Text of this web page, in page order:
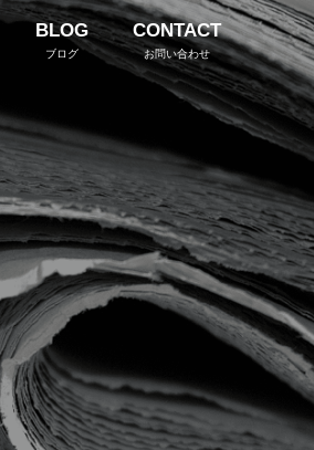
BLOG
ブログ
CONTACT
お問い合わせ